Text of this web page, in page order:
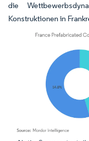
die
Konstruktionen in